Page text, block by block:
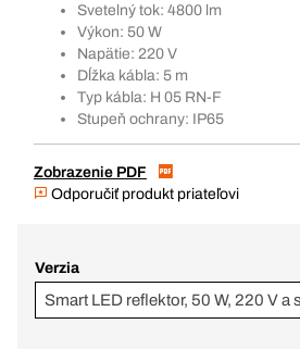
Svetelný tok: 4800 lm
Výkon: 50 W
Napätie: 220 V
Dĺžka kábla: 5 m
Typ kábla: H 05 RN-F
Stupeň ochrany: IP65
Zobrazenie PDF
Odporučiť produkt priateľovi
Verzia